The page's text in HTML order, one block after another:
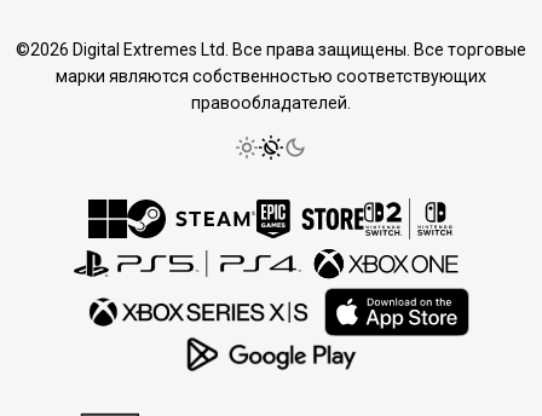
©2026 Digital Extremes Ltd. Все права защищены. Все торговые
марки являются собственностью соответствующих
правообладателей.